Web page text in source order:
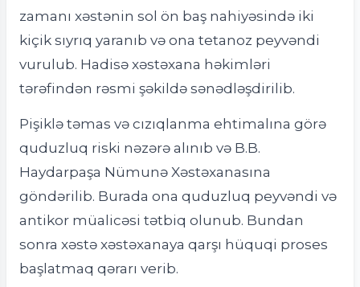
zamanı xəstənin sol ön baş nahiyəsində iki
kiçik sıyrıq yaranıb və ona tetanoz peyvəndi
vurulub. Hadisə xəstəxana həkimləri
tərəfindən rəsmi şəkildə sənədləşdirilib.
Pişiklə təmas və cızıqlanma ehtimalına görə
quduzluq riski nəzərə alınıb və B.B.
Haydarpaşa Nümunə Xəstəxanasına
göndərilib. Burada ona quduzluq peyvəndi və
antikor müalicəsi tətbiq olunub. Bundan
sonra xəstə xəstəxanaya qarşı hüquqi proses
başlatmaq qərarı verib.